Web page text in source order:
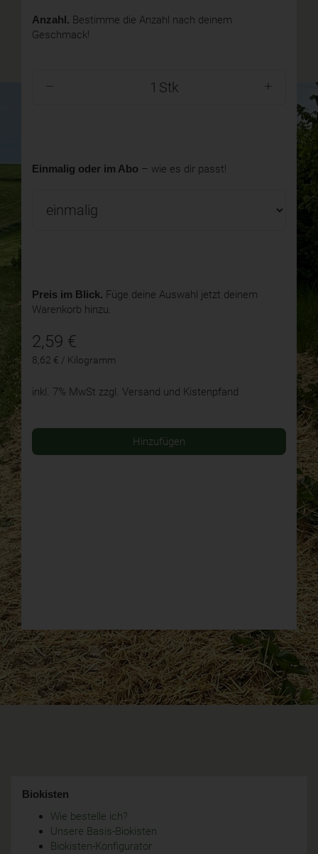
Anzahl. Bestimme die Anzahl nach deinem
Geschmack!
Stk
Einmalig oder im Abo – wie es dir passt!
Preis im Blick. Füge deine Auswahl jetzt deinem
Warenkorb hinzu.
2,59 €
8,62 € / Kilogramm
inkl. 7% MwSt zzgl. Versand und Kistenpfand
Hinzufügen
Biokisten
Wie bestelle ich?
Unsere Basis-Biokisten
Biokisten-Konfigurator